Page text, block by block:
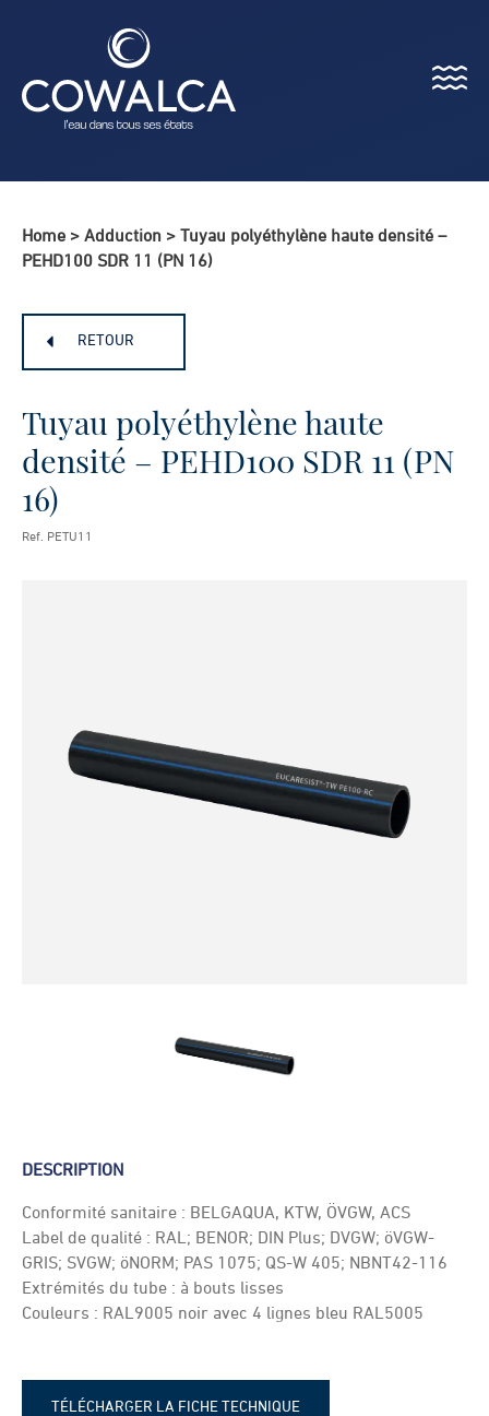
Menu
Home > Adduction >
Tuyau polyéthylène haute densité –
PEHD100 SDR 11 (PN 16)
RETOUR
Tuyau polyéthylène haute
densité – PEHD100 SDR 11 (PN
16)
Ref. PETU11
DESCRIPTION
Conformité sanitaire : BELGAQUA, KTW, ÖVGW, ACS
Label de qualité : RAL; BENOR; DIN Plus; DVGW; öVGW-
GRIS; SVGW; öNORM; PAS 1075; QS-W 405; NBNT42-116
Extrémités du tube : à bouts lisses
Couleurs : RAL9005 noir avec 4 lignes bleu RAL5005
TÉLÉCHARGER LA FICHE TECHNIQUE